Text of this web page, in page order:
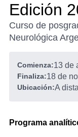
Edición
Curso de
Neurológica
Comienza:13 de
Finaliza:18 de
Ubicación:A
Programa